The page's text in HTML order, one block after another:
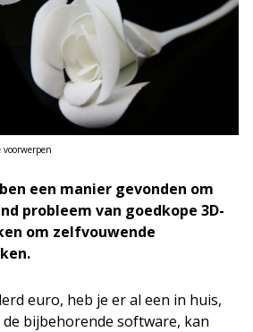
een manier gevonden om
probleem van goedkope 3D-
om zelfvouwende
euro, heb je er al een in huis,
bijbehorende software, kan